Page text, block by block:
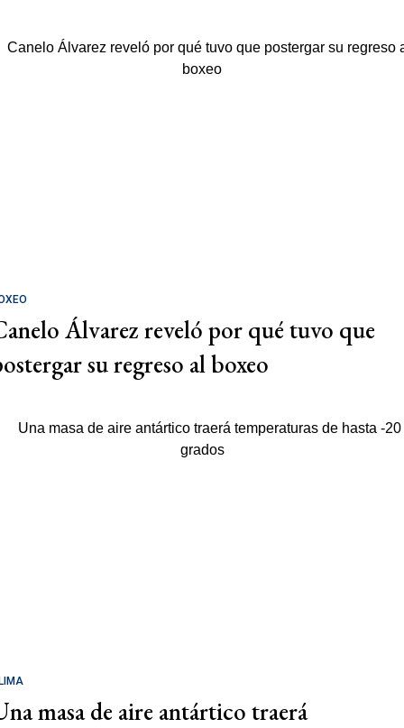
Álvarez reveló por qué tuvo que
su regreso al boxeo
masa de aire antártico traerá